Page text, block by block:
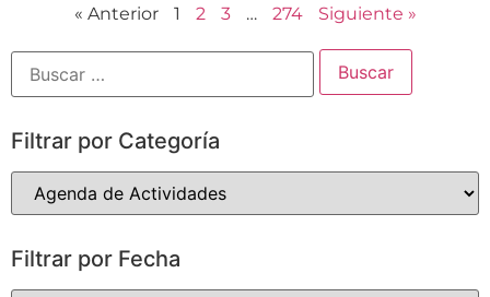
« Anterior 1 2 3 … 274 Siguiente »
Filtrar por Categoría
Filtrar por Fecha